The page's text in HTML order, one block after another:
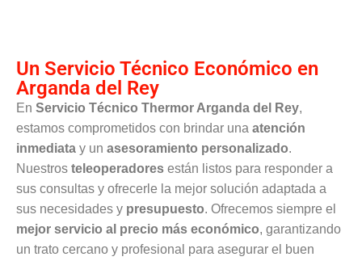
Un Servicio Técnico Económico en
Arganda del Rey
En Servicio Técnico Thermor Arganda del Rey,
estamos comprometidos con brindar una atención
inmediata y un asesoramiento personalizado.
Nuestros teleoperadores están listos para responder a
sus consultas y ofrecerle la mejor solución adaptada a
sus necesidades y presupuesto. Ofrecemos siempre el
mejor servicio al precio más económico, garantizando
un trato cercano y profesional para asegurar el buen